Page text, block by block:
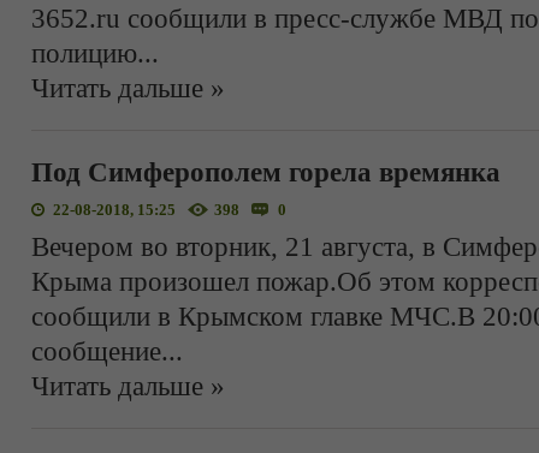
3652.ru сообщили в пресс-службе МВД
полицию...
Читать дальше »
Под Симферополем горела времянка
22-08-2018, 15:25 398 0
Вечером во вторник, 21 августа, в
Крыма произошел пожар.Об этом
сообщили в Крымском главке МЧС.В
сообщение...
Читать дальше »